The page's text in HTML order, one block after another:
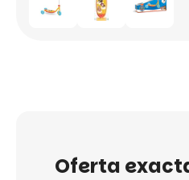
Oferta